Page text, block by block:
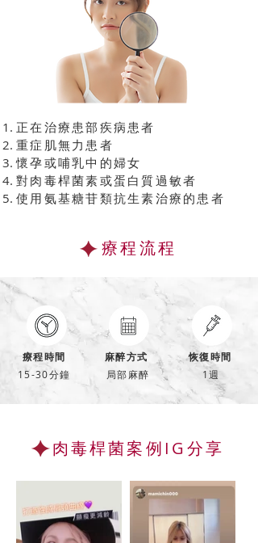
正在治療患部疾病患者
重症肌無力患者
懷孕或哺乳中的婦女
對肉毒桿菌素或蛋白質過敏者
使用氨基糖苷類抗生素治療的患者
療程流程
療程時間
15-30分鐘
麻醉方式
局部麻醉
恢復時間
1週
肉毒桿菌案例IG分享